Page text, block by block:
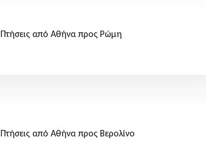
Πτήσεις από Αθήνα προς Ρώμη
Πτήσεις από Αθήνα προς Βερολίνο